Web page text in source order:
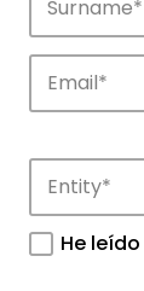
Explore
and its
He